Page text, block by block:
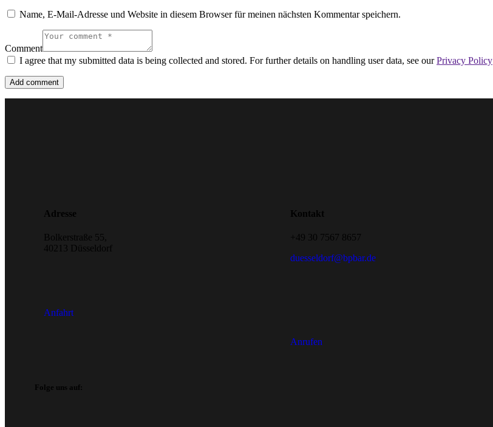
Name, E-Mail-Adresse und Website in diesem Browser für meinen nächsten Kommentar speichern.
Comment
I agree that my submitted data is being collected and stored. For further details on handling user data, see ourPrivacy Policy
Adresse
Bolkerstraße 55,
40213 Düsseldorf
Anfahrt
Kontakt
+49 30 7567 8657
duesseldorf@bpbar.de
Anrufen
Folge uns auf: